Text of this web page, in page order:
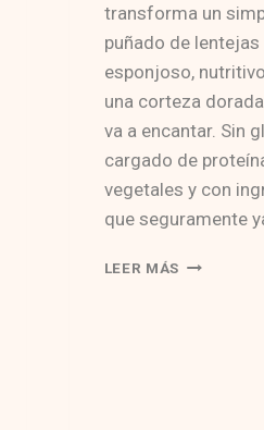
transforma un
puñado de lentejas
esponjoso,
una corteza
va a encantar. Sin
cargado de
vegetales y con
que seguramente
LEER MÁS PAN